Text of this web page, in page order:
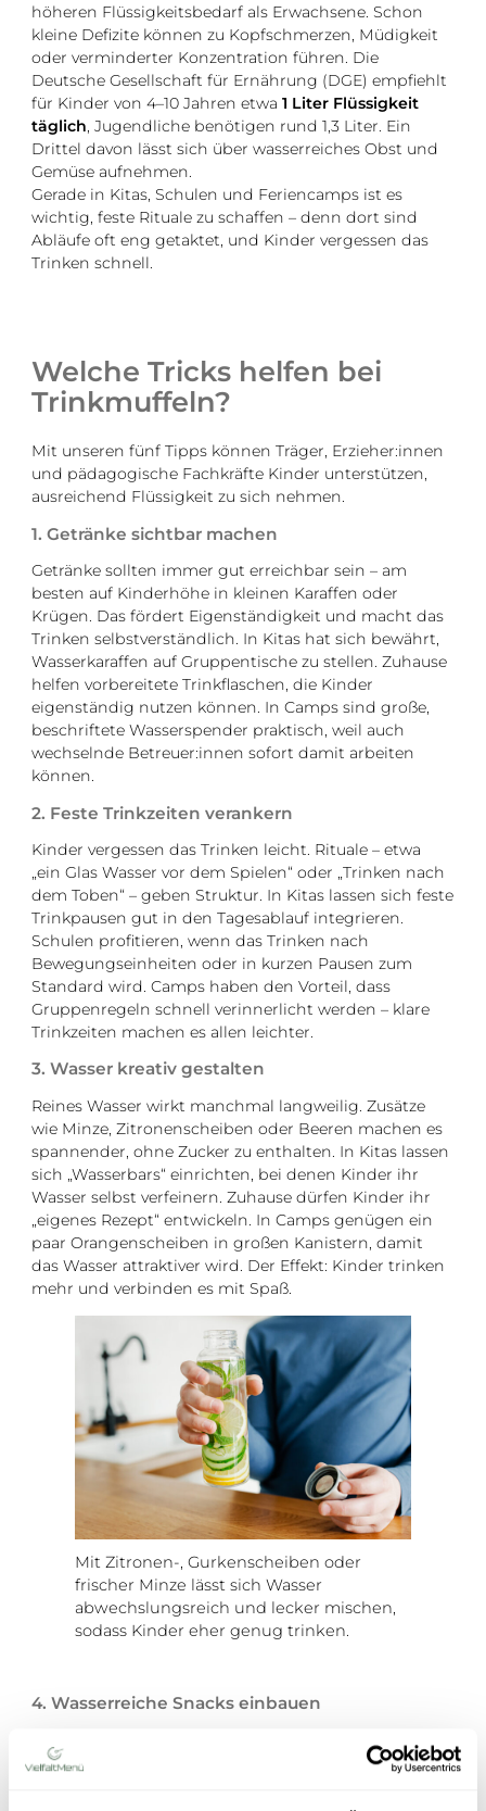
höheren Flüssigkeitsbedarf als Erwachsene. Schon
kleine Defizite können zu Kopfschmerzen, Müdigkeit
oder verminderter Konzentration führen. Die
Deutsche Gesellschaft für Ernährung (DGE) empfiehlt
für Kinder von 4–10 Jahren etwa1 Liter Flüssigkeit
täglich , Jugendliche benötigen rund 1,3 Liter. Ein
Drittel davon lässt sich über wasserreiches Obst und
Gemüse aufnehmen.
Gerade in Kitas, Schulen und Feriencamps ist es
wichtig, feste Rituale zu schaffen – denn dort sind
Abläufe oft eng getaktet, und Kinder vergessen das
Trinken schnell.
Welche Tricks helfen bei
Trinkmuffeln?
Mit unseren fünf Tipps können Träger, Erzieher:innen
und pädagogische Fachkräfte Kinder unterstützen,
ausreichend Flüssigkeit zu sich nehmen.
1. Getränke sichtbar machen
Getränke sollten immer gut erreichbar sein – am
besten auf Kinderhöhe in kleinen Karaffen oder
Krügen. Das fördert Eigenständigkeit und macht das
Trinken selbstverständlich. In Kitas hat sich bewährt,
Wasserkaraffen auf Gruppentische zu stellen. Zuhause
helfen vorbereitete Trinkflaschen, die Kinder
eigenständig nutzen können. In Camps sind große,
beschriftete Wasserspender praktisch, weil auch
wechselnde Betreuer:innen sofort damit arbeiten
können.
2. Feste Trinkzeiten verankern
Kinder vergessen das Trinken leicht. Rituale – etwa
„ein Glas Wasser vor dem Spielen“ oder „Trinken nach
dem Toben“ – geben Struktur. In Kitas lassen sich feste
Trinkpausen gut in den Tagesablauf integrieren.
Schulen profitieren, wenn das Trinken nach
Bewegungseinheiten oder in kurzen Pausen zum
Standard wird. Camps haben den Vorteil, dass
Gruppenregeln schnell verinnerlicht werden – klare
Trinkzeiten machen es allen leichter.
3. Wasser kreativ gestalten
Reines Wasser wirkt manchmal langweilig. Zusätze
wie Minze, Zitronenscheiben oder Beeren machen es
spannender, ohne Zucker zu enthalten. In Kitas lassen
sich „Wasserbars“ einrichten, bei denen Kinder ihr
Wasser selbst verfeinern. Zuhause dürfen Kinder ihr
„eigenes Rezept“ entwickeln. In Camps genügen ein
paar Orangenscheiben in großen Kanistern, damit
das Wasser attraktiver wird. Der Effekt: Kinder trinken
mehr und verbinden es mit Spaß.
Mit Zitronen-, Gurkenscheiben oder
frischer Minze lässt sich Wasser
abwechslungsreich und lecker mischen,
sodass Kinder eher genug trinken.
4. Wasserreiche Snacks einbauen
Lebensmittel auf. Gurke, Tomaten, Melone oder